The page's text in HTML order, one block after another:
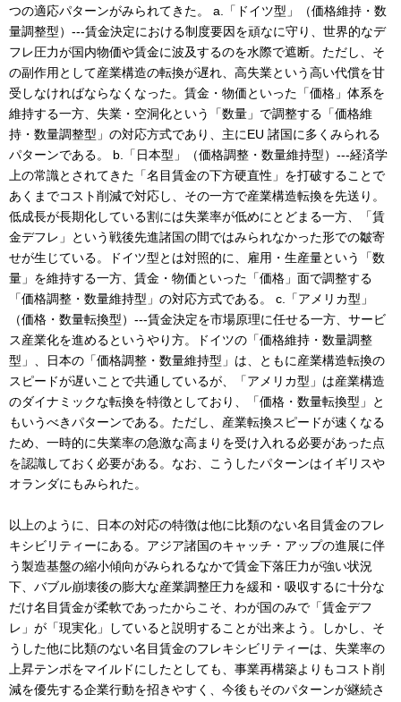
つの適応パターンがみられてきた。 a.「ドイツ型」（価格維持・数
量調整型）---賃金決定における制度要因を頑なに守り、世界的なデ
フレ圧力が国内物価や賃金に波及するのを水際で遮断。ただし、そ
の副作用として産業構造の転換が遅れ、高失業という高い代償を甘
受しなければならなくなった。賃金・物価といった「価格」体系を
維持する一方、失業・空洞化という「数量」で調整する「価格維
持・数量調整型」の対応方式であり、主にEU 諸国に多くみられる
パターンである。 b.「日本型」（価格調整・数量維持型）---経済学
上の常識とされてきた「名目賃金の下方硬直性」を打破することで
あくまでコスト削減で対応し、その一方で産業構造転換を先送り。
低成長が長期化している割には失業率が低めにとどまる一方、「賃
金デフレ」という戦後先進諸国の間ではみられなかった形での皺寄
せが生じている。ドイツ型とは対照的に、雇用・生産量という「数
量」を維持する一方、賃金・物価といった「価格」面で調整する
「価格調整・数量維持型」の対応方式である。 c.「アメリカ型」
（価格・数量転換型）---賃金決定を市場原理に任せる一方、サービ
ス産業化を進めるというやり方。ドイツの「価格維持・数量調整
型」、日本の「価格調整・数量維持型」は、ともに産業構造転換の
スピードが遅いことで共通しているが、「アメリカ型」は産業構造
のダイナミックな転換を特徴としており、「価格・数量転換型」と
もいうべきパターンである。ただし、産業転換スピードが速くなる
ため、一時的に失業率の急激な高まりを受け入れる必要があった点
を認識しておく必要がある。なお、こうしたパターンはイギリスや
オランダにもみられた。
以上のように、日本の対応の特徴は他に比類のない名目賃金のフレ
キシビリティーにある。アジア諸国のキャッチ・アップの進展に伴
う製造基盤の縮小傾向がみられるなかで賃金下落圧力が強い状況
下、バブル崩壊後の膨大な産業調整圧力を緩和・吸収するに十分な
だけ名目賃金が柔軟であったからこそ、わが国のみで「賃金デフ
レ」が「現実化」していると説明することが出来よう。しかし、そ
うした他に比類のない名目賃金のフレキシビリティーは、失業率の
上昇テンポをマイルドにしたとしても、事業再構築よりもコスト削
減を優先する企業行動を招きやすく、今後もそのパターンが継続さ